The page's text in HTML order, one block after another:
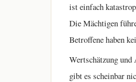
ist einfach
Die Mächtigen
Betroffene haben
Wertschätzung und
gibt es scheinbar